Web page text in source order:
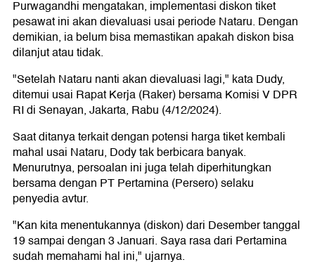
Purwagandhi mengatakan, implementasi diskon tiket
pesawat ini akan dievaluasi usai periode Nataru. Dengan
demikian, ia belum bisa memastikan apakah diskon bisa
dilanjut atau tidak.
"Setelah Nataru nanti akan dievaluasi lagi," kata Dudy,
ditemui usai Rapat Kerja (Raker) bersama Komisi V DPR
RI di Senayan, Jakarta, Rabu (4/12/2024).
Saat ditanya terkait dengan potensi harga tiket kembali
mahal usai Nataru, Dody tak berbicara banyak.
Menurutnya, persoalan ini juga telah diperhitungkan
bersama dengan PT Pertamina (Persero) selaku
penyedia avtur.
"Kan kita menentukannya (diskon) dari Desember tanggal
19 sampai dengan 3 Januari. Saya rasa dari Pertamina
sudah memahami hal ini," ujarnya.